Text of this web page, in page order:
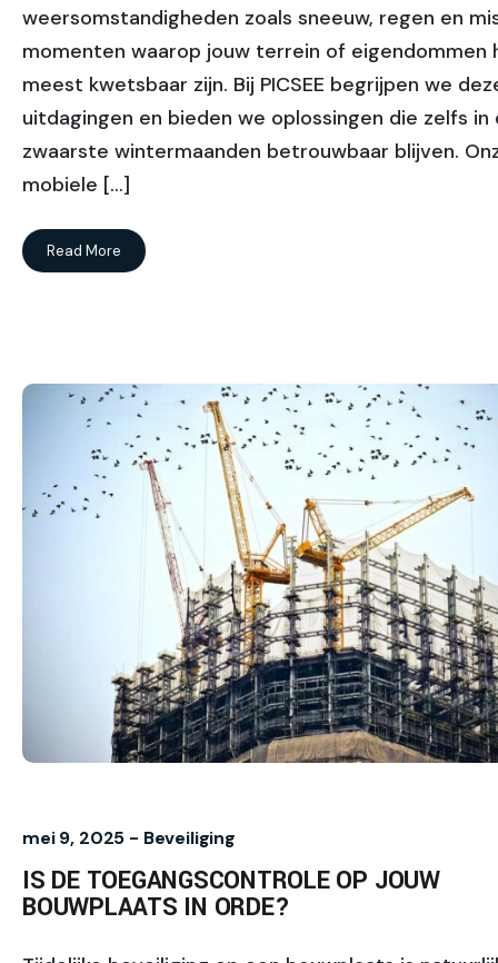
weersomstandigheden zoals sneeuw, regen en
momenten waarop jouw terrein of eigendommen
meest kwetsbaar zijn. Bij PICSEE begrijpen we
uitdagingen en bieden we oplossingen die zelfs in
zwaarste wintermaanden betrouwbaar blijven.
mobiele […]
Read More
mei 9, 2025 - Beveiliging
IS DE TOEGANGSCONTROLE OP JOUW
BOUWPLAATS IN ORDE?